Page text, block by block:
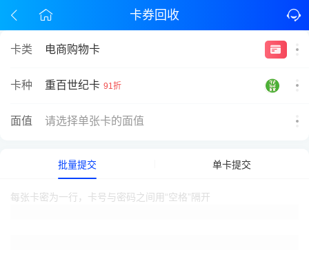
卡券回收
卡类 电商购物卡
卡种 重百世纪卡 91折
面值 请选择单张卡的面值
批量提交 单卡提交